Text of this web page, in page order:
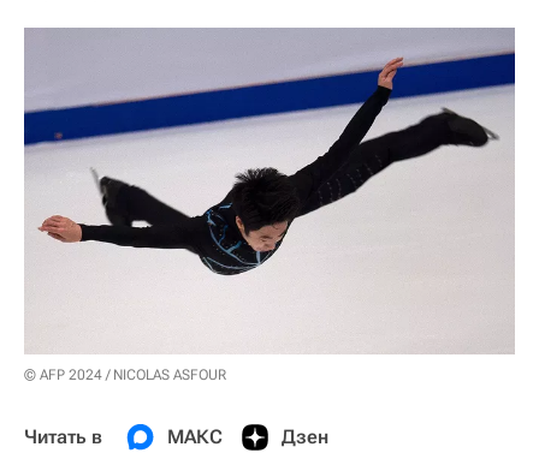
© AFP 2024 / NICOLAS ASFOUR
Читать в МАКС Дзен